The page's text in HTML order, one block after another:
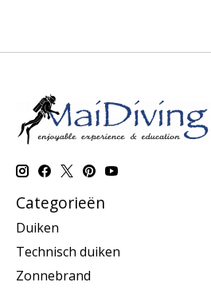
Categorieën
Duiken
Technisch duiken
Zonnebrand